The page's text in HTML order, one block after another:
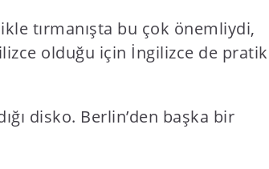
tırmanışta bu çok önemliydi,
olduğu için İngilizce de pratik
disko. Berlin’den başka bir